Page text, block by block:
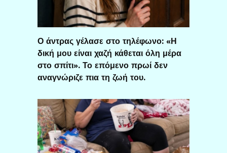
Ο άντρας γέλασε στο τηλέφωνο: «Η
δική μου είναι χαζή κάθεται όλη μέρα
στο σπίτι». Το επόμενο πρωί δεν
αναγνώριζε πια τη ζωή του.